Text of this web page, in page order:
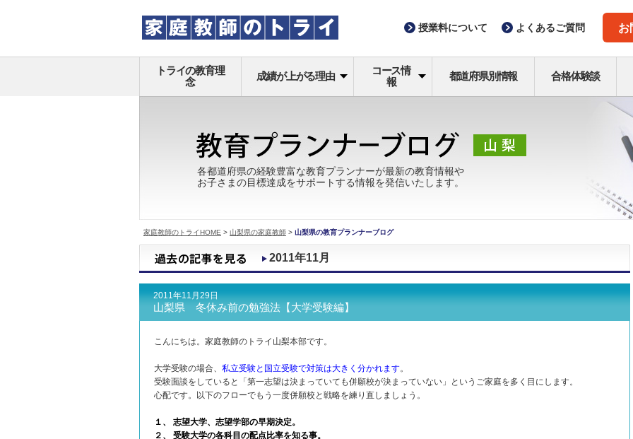
授業料について よくあるご質問 お
トライの教育理
念
成績が上がる理由
コース情
報
都道府県別情報 合格体験談
各都道府県の経験豊富な教育プランナーが最新の教育情報や
お子さまの目標達成をサポートする情報を発信いたします。
家庭教師のトライHOME > 山梨県の家庭教師 > 山梨県の教育プランナーブログ
2011年11月
2011年11月29日
山梨県 冬休み前の勉強法【大学受験編】
こんにちは。家庭教師のトライ山梨本部です。
大学受験の場合、 私立受験と国立受験で対策は大きく分かれます。
受験面談をしていると「第一志望は決まっていても併願校が決まっていない」というご家庭を多く目にします。
心配です。以下のフローでもう一度併願校と戦略を練り直しましょう。
１、 志望大学、志望学部の早期決定。
２、 受験大学の各科目の配点比率を知る事。